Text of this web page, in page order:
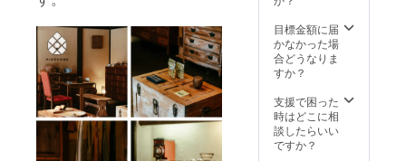
川県加
賀市山
代温泉
業時
間：
9:00-
18:00（
があり
ますの
で、あ
承くだ
さい。
通費が
かかり
ます。
※2024
降での
提供を
予定し
ており
目標金額に届
かなかった場
合どうなりま
すか？
支援で困った
時はどこに相
談したらいい
ですか？